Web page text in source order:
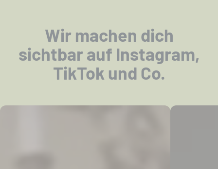
Wir machen dich
sichtbar auf Instagram,
TikTok und Co.